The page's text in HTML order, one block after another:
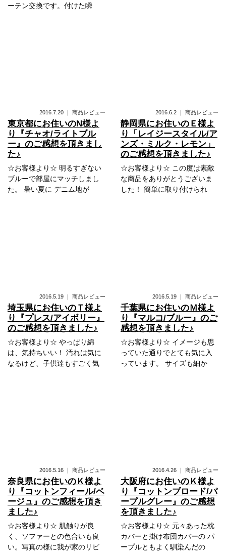
ーテン交換です。付けた瞬
2016.7.20 ｜ 商品レビュー
東京都にお住いのN様よ
り『チャオ/ライトブル
ー』のご感想を頂きまし
た♪
☆お客様より☆ 明るすぎない
ブルーで部屋にマッチしまし
た。 暑い夏に デニム地が
2016.6.2 ｜ 商品レビュー
静岡県にお住いのＥ様よ
り「レイジースタイル/ア
ンズ・ミルク・レモン」
のご感想を頂きました♪
☆お客様より☆ この度は素敵
な商品をありがとうございま
した！ 簡単に取り付けられ
2016.5.19 ｜ 商品レビュー
埼玉県にお住いのＴ様よ
り『プレス/アイボリー』
のご感想を頂きました♪
☆お客様より☆ やっぱり綿
は、気持ちいい！ 汚れは気に
なるけど、子供達もすごく気
2016.5.19 ｜ 商品レビュー
千葉県にお住いのＭ様よ
り『マルコ/ブルー』のご
感想を頂きました♪
☆お客様より☆ イメージも思
っていた通りでとても気に入
っています。 サイズも細か
2016.5.16 ｜ 商品レビュー
奈良県にお住いのＫ様よ
り『コットンフィール/ベ
ージュ』のご感想を頂き
ました♪
☆お客様より☆ 肌触りが良
く、ソファーとの色合いも良
い。写真の様に我が家のリビ
2016.4.26 ｜ 商品レビュー
大阪府にお住いのＫ様よ
り『コットンブロード/パ
ープルグレー』のご感想
を頂きました♪
☆お客様より☆ 元々あった枕
カバーと掛け布団カバーの パ
ープルともよく馴染んだの